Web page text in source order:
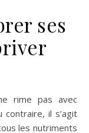
ses
il s’agit
les nutriments